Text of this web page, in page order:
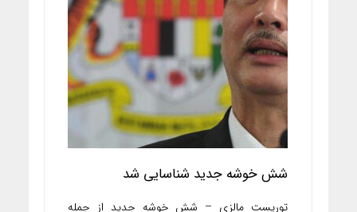
شش خوشه جدید شناسایی شد
توریست مالزی – شش خوشه جدید از جمله